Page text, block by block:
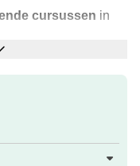
cursussen in
op de
waar je mee